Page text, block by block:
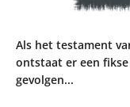
Als het testament
ontstaat er een
gevolgen...